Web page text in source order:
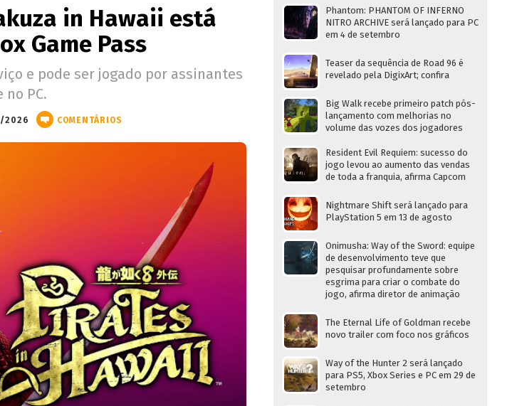
in Hawaii está
Game Pass
e pode ser jogado por assinantes
no PC.
2026 COMENTÁRIOS
Phantom: PHANTOM OF INFERNO
NITRO ARCHIVE será lançado para PC
em 4 de setembro
Teaser da sequência de Road 96 é
revelado pela DigixArt; confira
Big Walk recebe primeiro patch pós-
lançamento com melhorias no
volume das vozes dos jogadores
Resident Evil Requiem: sucesso do
jogo levou ao aumento das vendas
de toda a franquia, afirma Capcom
Nightmare Shift será lançado para
PlayStation 5 em 13 de agosto
Onimusha: Way of the Sword: equipe
de desenvolvimento teve que
pesquisar profundamente sobre
esgrima para criar o combate do
jogo, afirma diretor de animação
The Eternal Life of Goldman recebe
novo trailer com foco nos gráficos
Way of the Hunter 2 será lançado
para PS5, Xbox Series e PC em 29 de
setembro